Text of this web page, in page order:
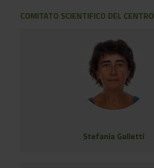
COMITATO SCIENTIFICO DEL CENTRO
Stefania Galletti